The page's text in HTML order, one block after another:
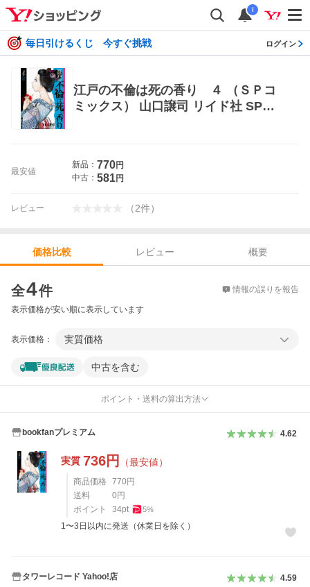
i
毎日引けるくじ 今すぐ挑戦 ログイン
江戸の不倫は死の香り ４ （ＳＰコ
ミックス） 山口譲司 リイド社 SPコ
最安値
新品： 770円
中古： 581円
レビュー （2件）
価格比較 レビュー
概要
全4件 情報の誤りを報告
表示価格が安い順に表示しています
表示価格： 実質価格
中古を含む
ポイント・送料の算出方法
bookfanプレミアム 4.62
実質 736円 （最安値）
商品価格 770 円
送料
0 円
ポイント
34pt 5%
1〜3日以内に発送（休業日を除く）
タワーレコード Yahoo!店 4.59